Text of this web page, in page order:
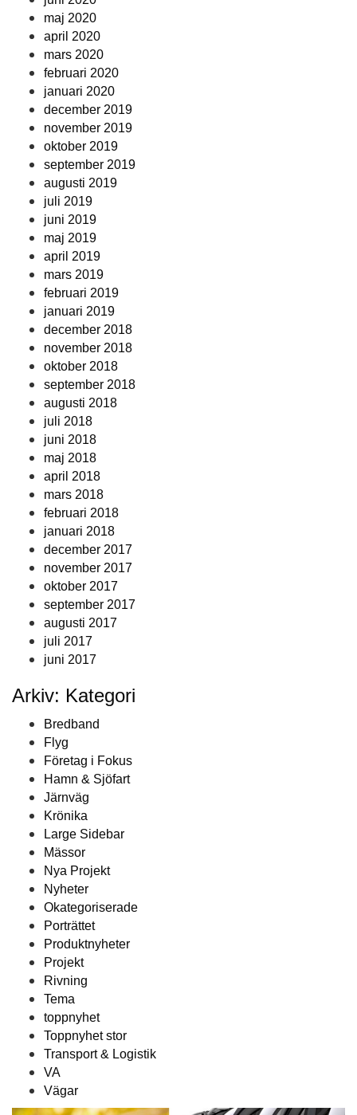
maj 2020
april 2020
mars 2020
februari 2020
januari 2020
december 2019
november 2019
oktober 2019
september 2019
augusti 2019
juli 2019
juni 2019
maj 2019
april 2019
mars 2019
februari 2019
januari 2019
december 2018
november 2018
oktober 2018
september 2018
augusti 2018
juli 2018
juni 2018
maj 2018
april 2018
mars 2018
februari 2018
januari 2018
december 2017
november 2017
oktober 2017
september 2017
augusti 2017
juli 2017
juni 2017
Arkiv: Kategori
Bredband
Flyg
Företag i Fokus
Hamn & Sjöfart
Järnväg
Krönika
Large Sidebar
Mässor
Nya Projekt
Nyheter
Okategoriserade
Porträttet
Produktnyheter
Projekt
Rivning
Tema
toppnyhet
Toppnyhet stor
Transport & Logistik
VA
Vägar